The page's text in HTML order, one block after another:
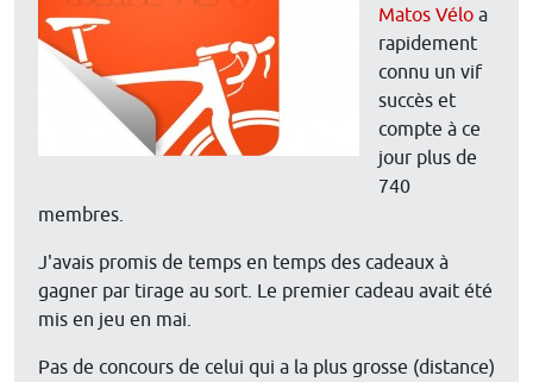
Matos Vélo a
rapidement
connu un vif
succès et
compte à ce
jour plus de
740
membres.
J'avais promis de temps en temps des cadeaux à
gagner par tirage au sort. Le premier cadeau avait été
mis en jeu en mai.
Pas de concours de celui qui a la plus grosse (distance)